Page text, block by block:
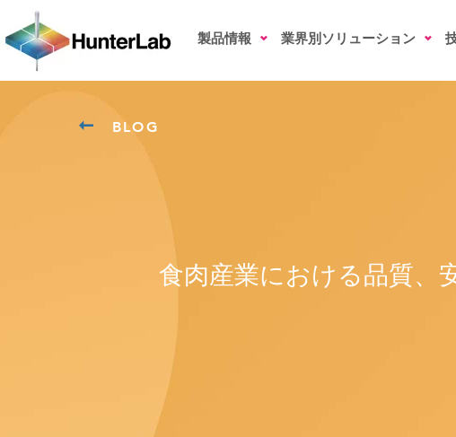
製品情報 業界別ソリューション
BLOG
食肉産業における品質、